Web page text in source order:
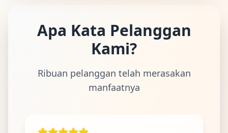
Apa Kata Pelanggan
Kami?
Ribuan pelanggan telah merasakan
manfaatnya